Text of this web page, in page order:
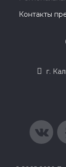
Контакты
г.